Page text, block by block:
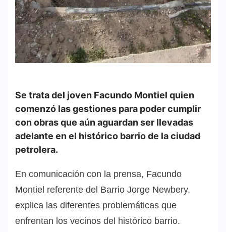
Se trata del joven Facundo Montiel quien
comenzó las gestiones para poder cumplir
con obras que aún aguardan ser llevadas
adelante en el histórico barrio de la ciudad
petrolera.
En comunicación con la prensa, Facundo
Montiel referente del Barrio Jorge Newbery,
explica las diferentes problemáticas que
enfrentan los vecinos del histórico barrio.